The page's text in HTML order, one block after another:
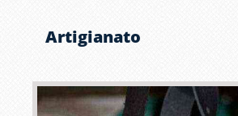
Artigianato